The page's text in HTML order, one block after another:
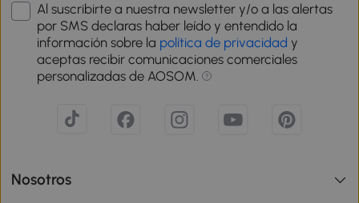
Al suscribirte a nuestra newsletter y/o a las alertas
por SMS declaras haber leído y entendido la
información sobre la política de privacidad y
aceptas recibir comunicaciones comerciales
personalizadas de AOSOM.
Nosotros